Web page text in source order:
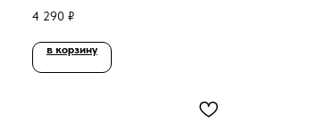
4 290 ₽
в корзину